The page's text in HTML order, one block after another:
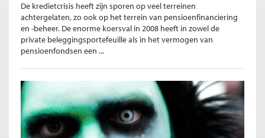
De kredietcrisis heeft zijn sporen op veel terreinen
achtergelaten, zo ook op het terrein van pensioenfinanciering
en -beheer. De enorme koersval in 2008 heeft in zowel de
private beleggingsportefeuille als in het vermogen van
pensioenfondsen een ...